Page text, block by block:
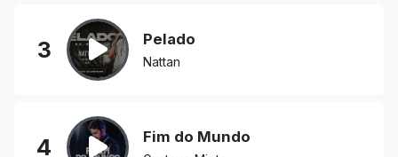
3 Pelado
Nattan
4 Fim do Mundo